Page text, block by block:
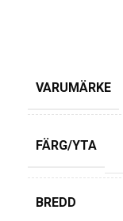
VARUMÄRKE
FÄRG/YTA
BREDD